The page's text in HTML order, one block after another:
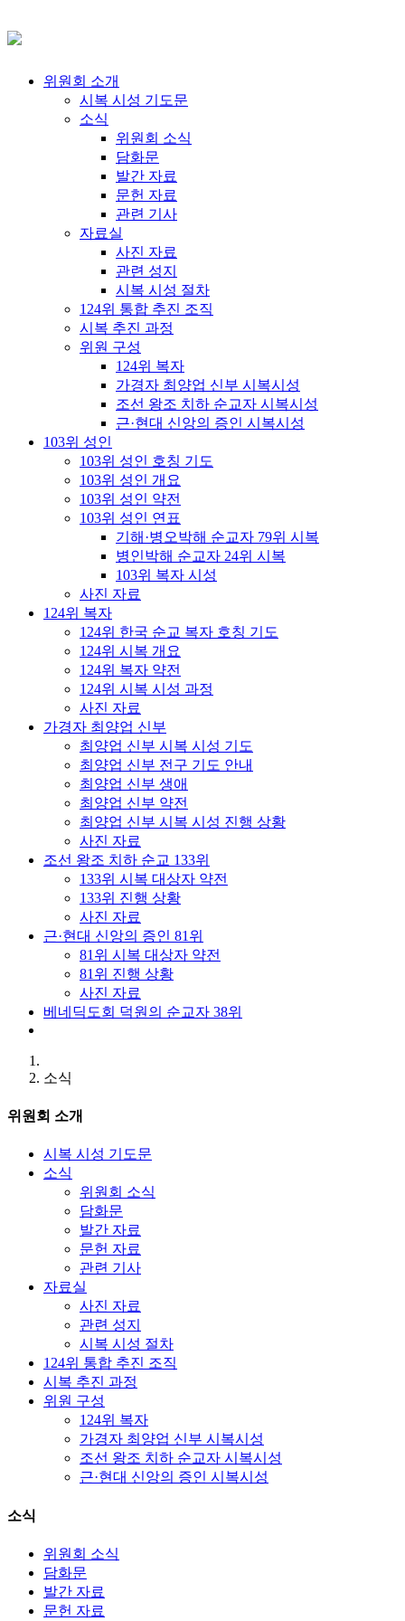
위원회 소개
시복 시성 기도문
소식
위원회 소식
담화문
발간 자료
문헌 자료
관련 기사
자료실
사진 자료
관련 성지
시복 시성 절차
124위 통합 추진 조직
시복 추진 과정
위원 구성
124위 복자
가경자 최양업 신부 시복시성
조선 왕조 치하 순교자 시복시성
근·현대 신앙의 증인 시복시성
103위 성인
103위 성인 호칭 기도
103위 성인 개요
103위 성인 약전
103위 성인 연표
기해·병오박해 순교자 79위 시복
병인박해 순교자 24위 시복
103위 복자 시성
사진 자료
124위 복자
124위 한국 순교 복자 호칭 기도
124위 시복 개요
124위 복자 약전
124위 시복 시성 과정
사진 자료
가경자 최양업 신부
최양업 신부 시복 시성 기도
최양업 신부 전구 기도 안내
최양업 신부 생애
최양업 신부 약전
최양업 신부 시복 시성 진행 상황
사진 자료
조선 왕조 치하 순교 133위
133위 시복 대상자 약전
133위 진행 상황
사진 자료
근·현대 신앙의 증인 81위
81위 시복 대상자 약전
81위 진행 상황
사진 자료
베네딕도회 덕원의 순교자 38위
소식
위원회 소개
시복 시성 기도문
소식
위원회 소식
담화문
발간 자료
문헌 자료
관련 기사
자료실
사진 자료
관련 성지
시복 시성 절차
124위 통합 추진 조직
시복 추진 과정
위원 구성
124위 복자
가경자 최양업 신부 시복시성
조선 왕조 치하 순교자 시복시성
근·현대 신앙의 증인 시복시성
소식
위원회 소식
담화문
발간 자료
문헌 자료